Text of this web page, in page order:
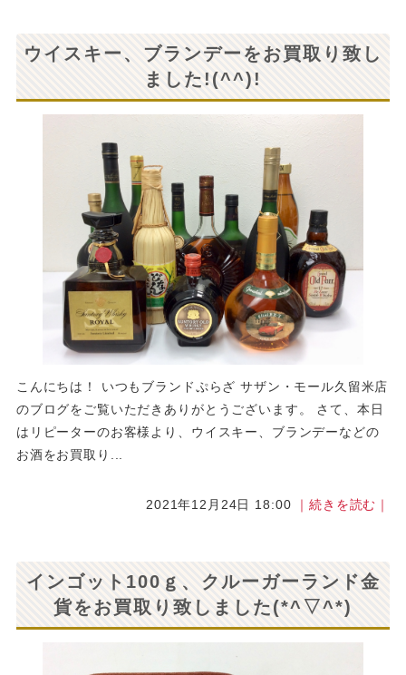
ウイスキー、ブランデーをお買取り致し
ました!(^^)!
こんにちは！ いつもブランドぷらざ サザン・モール久留米店
のブログをご覧いただきありがとうございます。 さて、本日
はリピーターのお客様より、ウイスキー、ブランデーなどの
お酒をお買取り...
2021年12月24日 18:00 ｜続きを読む｜
インゴット100ｇ、クルーガーランド金
貨をお買取り致しました(*^▽^*)